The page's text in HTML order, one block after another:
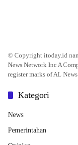
© Copyright itoday.id
News Network Inc A
register marks of AL
Kategori
News
Pemerintahan